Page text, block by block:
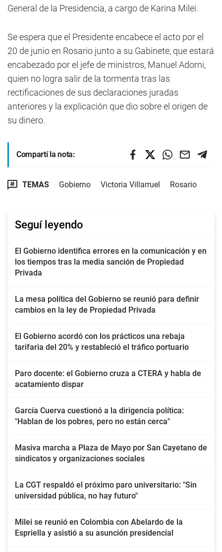
General de la Presidencia, a cargo de Karina Milei.
Se espera que el Presidente encabece el acto por el
20 de junio en Rosario junto a su Gabinete, que estará
encabezado por el jefe de ministros, Manuel Adorni,
quien no logra salir de la tormenta tras las
rectificaciones de sus declaraciones juradas
anteriores y la explicación que dio sobre el origen de
su dinero.
Compartí la nota:
TEMAS Gobierno Victoria Villarruel Rosario
Seguí leyendo
El Gobierno identifica errores en la comunicación y en
los tiempos tras la media sanción de Propiedad
Privada
La mesa política del Gobierno se reunió para definir
cambios en la ley de Propiedad Privada
El Gobierno acordó con los prácticos una rebaja
tarifaria del 20% y restableció el tráfico portuario
Paro docente: el Gobierno cruza a CTERA y habla de
acatamiento dispar
García Cuerva cuestionó a la dirigencia política:
"Hablan de los pobres, pero no están cerca"
Masiva marcha a Plaza de Mayo por San Cayetano de
sindicatos y organizaciones sociales
La CGT respaldó el próximo paro universitario: "Sin
universidad pública, no hay futuro"
Milei se reunió en Colombia con Abelardo de la
Espriella y asistió a su asunción presidencial